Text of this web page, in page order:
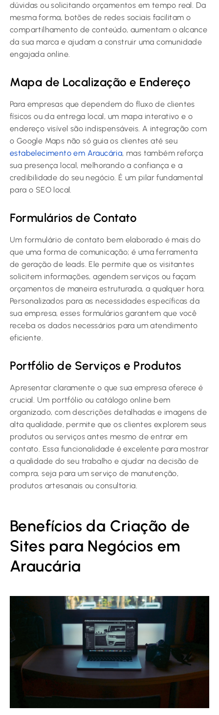
dúvidas ou solicitando orçamentos em tempo real. Da
mesma forma, botões de redes sociais facilitam o
compartilhamento de conteúdo, aumentam o alcance
da sua marca e ajudam a construir uma comunidade
engajada online.
Mapa de Localização e Endereço
Para empresas que dependem do fluxo de clientes
físicos ou da entrega local, um mapa interativo e o
endereço visível são indispensáveis. A integração com
o Google Maps não só guia os clientes até seu
estabelecimento em Araucária, mas também reforça
sua presença local, melhorando a confiança e a
credibilidade do seu negócio. É um pilar fundamental
para o SEO local.
Formulários de Contato
Um formulário de contato bem elaborado é mais do
que uma forma de comunicação; é uma ferramenta
de geração de leads. Ele permite que os visitantes
solicitem informações, agendem serviços ou façam
orçamentos de maneira estruturada, a qualquer hora.
Personalizados para as necessidades específicas da
sua empresa, esses formulários garantem que você
receba os dados necessários para um atendimento
eficiente.
Portfólio de Serviços e Produtos
Apresentar claramente o que sua empresa oferece é
crucial. Um portfólio ou catálogo online bem
organizado, com descrições detalhadas e imagens de
alta qualidade, permite que os clientes explorem seus
produtos ou serviços antes mesmo de entrar em
contato. Essa funcionalidade é excelente para mostrar
a qualidade do seu trabalho e ajudar na decisão de
compra, seja para um serviço de manutenção,
produtos artesanais ou consultoria.
Benefícios da Criação de
Sites para Negócios em
Araucária